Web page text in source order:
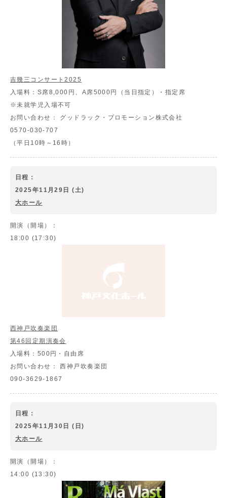
吉幾三コンサート2025
入場料： S席8,000円、A席5000円（当日指定）・指定席
※未就学児入場不可
お問い合わせ：
グッドラック・プロモーション株式会社
0570-030-707
（平日10時～16時）
日程：
2025年11月29日 (土)
大ホール
開演（開場）：
18:00 (17:30)
西神戸吹奏楽団
第46回定期演奏会
入場料： 500円・自由席
お問い合わせ：
西神戸吹奏楽団
090-3629-1867
日程：
2025年11月30日 (日)
大ホール
開演（開場）：
14:00 (13:30)